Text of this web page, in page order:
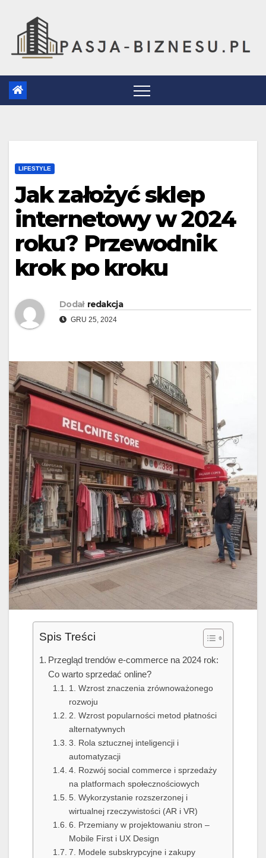
content
LIFESTYLE
Jak założyć sklep
internetowy w 2024
roku? Przewodnik
krok po kroku
Dodał redakcja
GRU 25, 2024
Spis Treści
Przegląd trendów e-commerce na 2024 rok:
Co warto sprzedać online?
1. Wzrost znaczenia zrównoważonego
rozwoju
2. Wzrost popularności metod płatności
alternatywnych
3. Rola sztucznej inteligencji i
automatyzacji
4. Rozwój social commerce i sprzedaży
na platformach społecznościowych
5. Wykorzystanie rozszerzonej i
wirtualnej rzeczywistości (AR i VR)
6. Przemiany w projektowaniu stron –
Mobile First i UX Design
7. Modele subskrypcyjne i zakupy